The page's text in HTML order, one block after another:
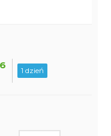
1 dzień